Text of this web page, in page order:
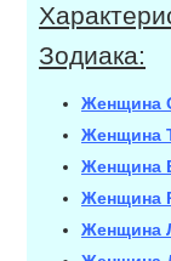
Зодиака:
Женщина
Женщина
Женщина
Женщина
Женщина